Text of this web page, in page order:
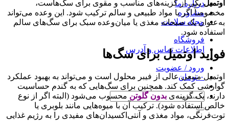
درباره ما
مشاوره
مجله سلامت
فروشگاه
اطلاعات تماس و آدرس
ورود / عضویت
۰ تومان
جستجو
برای:
اوتمیلیکی از گزینه‌های مناسب و مقوی برای سگ‌هاست،
مخصوصاً اگر با مواد طبیعی و سالم ترکیب شود. این وعده می‌تواند
به‌عنوان یک صبحانه مغذی یا میان‌وعده سبک برای سگ‌های سالم
استفاده شود.
فواید اوتمیل برای سگ‌ها
اوتمیل منبعی عالی از فیبر محلول است و می‌تواند به بهبود عملکرد
گوارشی کمک کند. همچنین برای سگ‌هایی که به گندم حساسیت
دارند، یک گزینه‌ی بدون گلوتن محسوب می‌شود (البته اگر از نوع
خالص استفاده شود). ترکیب آن با میوه‌هایی مانند بلوبری یا
توت‌فرنگی، مواد مغذی و آنتی‌اکسیدان‌های مفیدی را به رژیم غذایی